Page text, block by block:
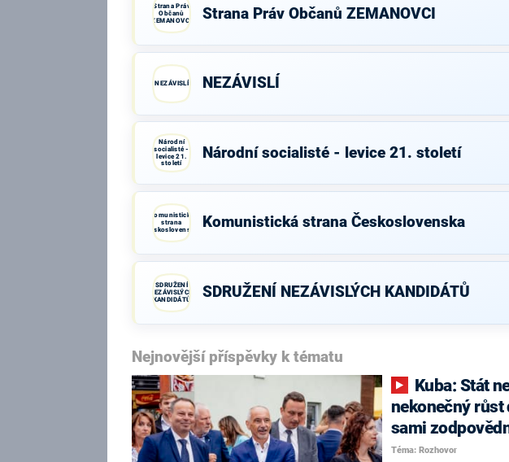
Strana Práv
Občanů
ZEMANOVCI
Strana Práv Občanů ZEMANOVCI
NEZÁVISLÍ NEZÁVISLÍ
Národní
socialisté -
levice 21.
století
Národní socialisté - levice 21. století
Komunistická
strana
Československa
Komunistická strana Československa
SDRUŽENÍ
NEZÁVISLÝCH
KANDIDÁTŮ
SDRUŽENÍ NEZÁVISLÝCH KANDIDÁTŮ
Nejnovější příspěvky k tématu
nekonečný růst
sami
Téma: Rozhovor